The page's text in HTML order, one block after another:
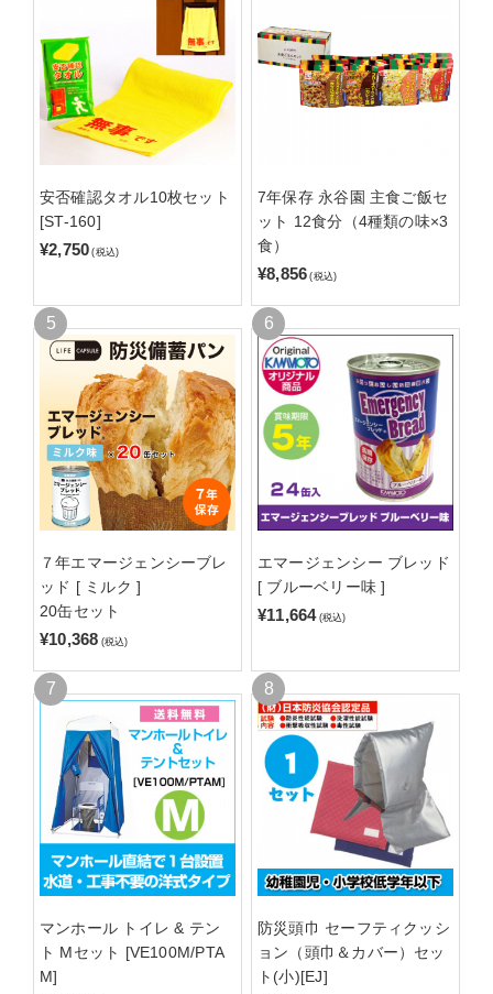
安否確認タオル10枚セット
[ST-160]
¥2,750 (税込)
7年保存 永谷園 主食ご飯セ
ット 12食分（4種類の味×3
食）
¥8,856 (税込)
７年エマージェンシーブレ
ッド [ ミルク ]
20缶セット
¥10,368 (税込)
エマージェンシー ブレッド
[ ブルーベリー味 ]
¥11,664 (税込)
マンホール トイレ & テン
ト Mセット [VE100M/PTA
M]
防災頭巾 セーフティクッシ
ョン（頭巾＆カバー）セッ
ト(小)[EJ]